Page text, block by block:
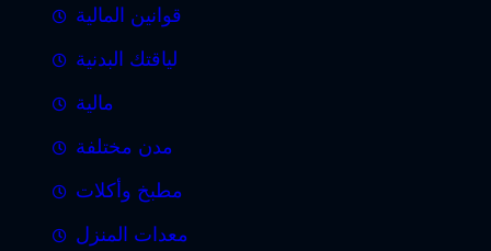
قوانين المالية
لياقتك البدنية
مالية
مدن مختلفة
مطبخ وأكلات
معدات المنزل